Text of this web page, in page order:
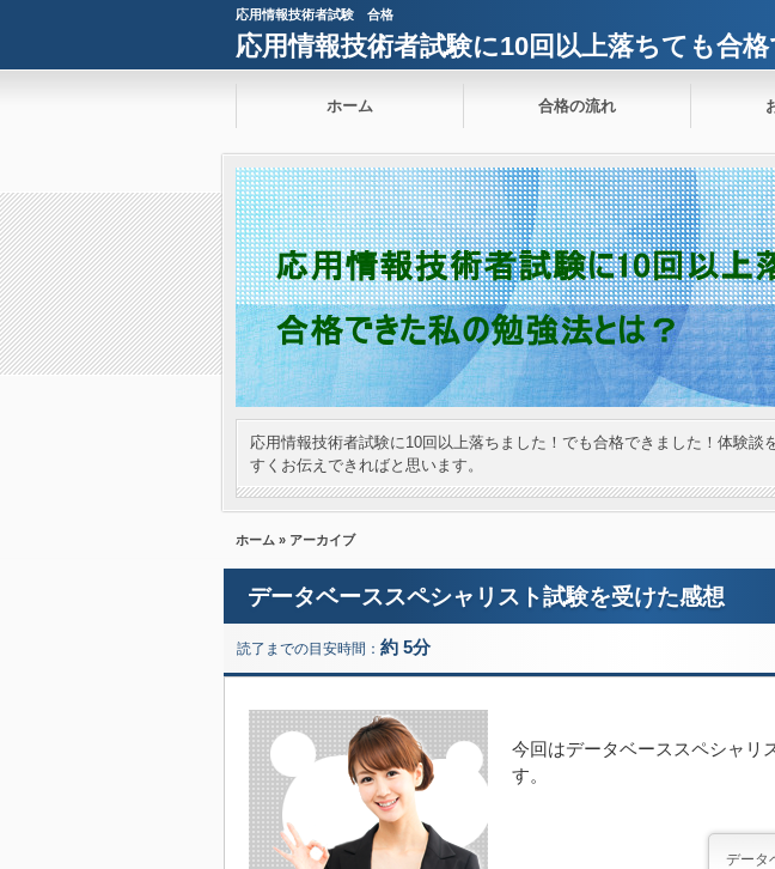
応用情報技術者試験 合格
応用情報技術者試験に10回以上落ちても合
ホーム 合格の流れ
応用情報技術者試験に10回以上落ちました！でも合格できました！体験
すくお伝えできればと思います。
ホーム » アーカイブ
データベーススペシャリスト試験を受けた感想
読了までの目安時間： 約 5分
今回はデータベーススペシャリ
す。
データ